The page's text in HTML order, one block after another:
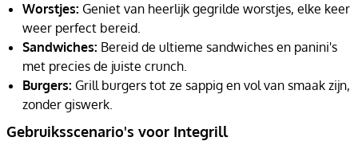
Worstjes: Geniet van heerlijk gegrilde worstjes, elke keer
weer perfect bereid.
Sandwiches: Bereid de ultieme sandwiches en panini's
met precies de juiste crunch.
Burgers: Grill burgers tot ze sappig en vol van smaak zijn,
zonder giswerk.
Gebruiksscenario's voor Integrill